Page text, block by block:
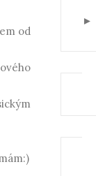
od
►